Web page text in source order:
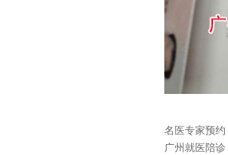
名医专家预
广州就医陪